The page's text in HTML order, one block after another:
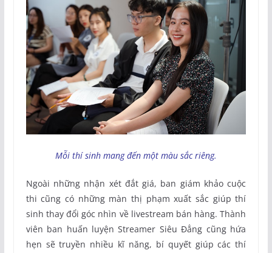
Mỗi thí sinh mang đến một màu sắc riêng.
Ngoài những nhận xét đắt giá, ban giám khảo cuộc
thi cũng có những màn thị phạm xuất sắc giúp thí
sinh thay đổi góc nhìn về livestream bán hàng. Thành
viên ban huấn luyện Streamer Siêu Đẳng cũng hứa
hẹn sẽ truyền nhiều kĩ năng, bí quyết giúp các thí